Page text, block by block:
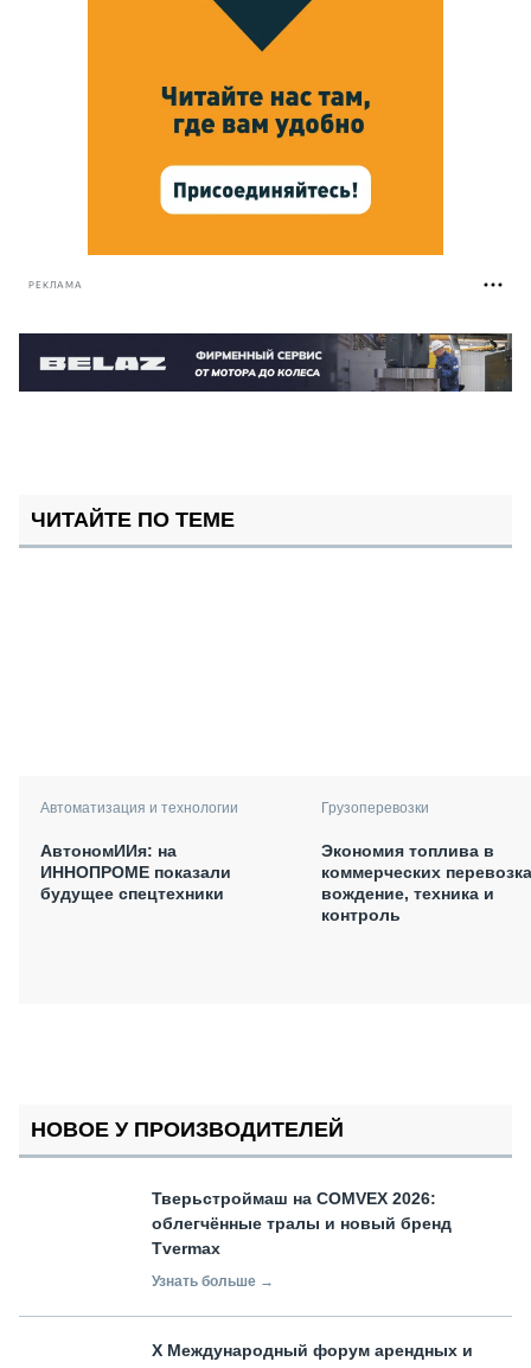
РЕКЛАМА
ЧИТАЙТЕ ПО ТЕМЕ
Автоматизация и технологии
АвтономИИя: на
ИННОПРОМЕ показали
будущее спецтехники
Грузоперевозки
Экономия топлива в
коммерческих
вождение, техника и
контроль
НОВОЕ У ПРОИЗВОДИТЕЛЕЙ
Тверьстроймаш на COMVEX 2026:
облегчённые тралы и новый бренд
Tvermax
Узнать больше →
X Международный форум арендных и